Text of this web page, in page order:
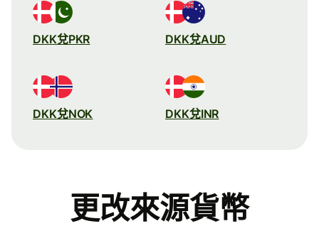
DKK兌PKR DKK兌AUD
DKK兌NOK DKK兌INR
更改來源貨幣